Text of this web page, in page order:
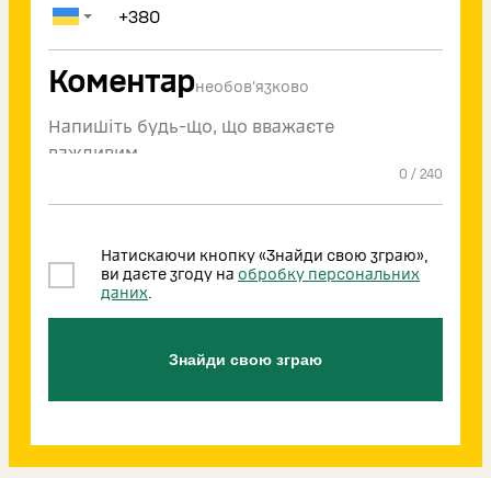
Коментарнеобов'язково
0 / 240
Натискаючи кнопку «Знайди свою зграю»,
ви даєте згоду на обробку персональних
даних.
Знайди свою зграю